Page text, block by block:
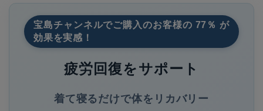
宝島チャンネルでご購入のお客様の 77％ が
効果を実感！
疲労回復をサポート
着て寝るだけで体をリカバリー